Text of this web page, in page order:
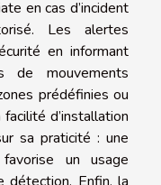
en cas d’incident
Les alertes
en informant
de mouvements
prédéfinies ou
d’installation
sa praticité : une
un usage